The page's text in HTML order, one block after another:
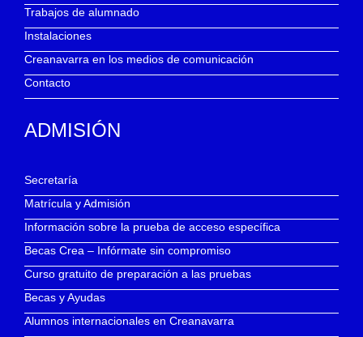
Trabajos de alumnado
Instalaciones
Creanavarra en los medios de comunicación
Contacto
ADMISIÓN
Secretaría
Matrícula y Admisión
Información sobre la prueba de acceso específica
Becas Crea – Infórmate sin compromiso
Curso gratuito de preparación a las pruebas
Becas y Ayudas
Alumnos internacionales en Creanavarra